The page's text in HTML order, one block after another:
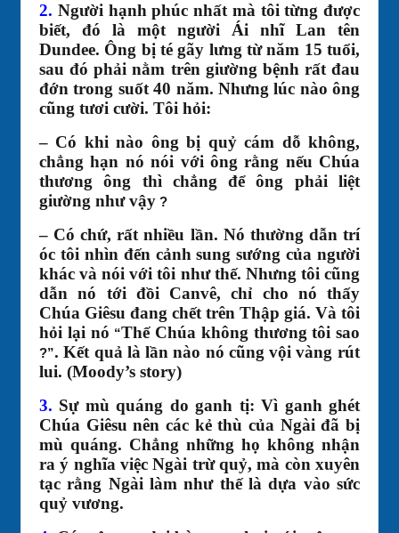
2. Người hạnh phúc nhất mà tôi từng được
biết, đó là một người Ái nhĩ Lan tên
Dundee. Ông bị té gãy lưng từ năm 15 tuổi,
sau đó phải nằm trên giường bệnh rất đau
đớn trong suốt 40 năm. Nhưng lúc nào ông
cũng tươi cười. Tôi hỏi:
– Có khi nào ông bị quỷ cám dỗ không,
chẳng hạn nó nói với ông rằng nếu Chúa
thương ông thì chẳng để ông phải liệt
giường như vậy ?
– Có chứ, rất nhiều lần. Nó thường dẫn trí
óc tôi nhìn đến cảnh sung sướng của người
khác và nói với tôi như thế. Nhưng tôi cũng
dẫn nó tới đồi Canvê, chỉ cho nó thấy
Chúa Giêsu đang chết trên Thập giá. Và tôi
hỏi lại nó “Thế Chúa không thương tôi sao
?”. Kết quả là lần nào nó cũng vội vàng rút
lui. (Moody’s story)
3. Sự mù quáng do ganh tị: Vì ganh ghét
Chúa Giêsu nên các kẻ thù của Ngài đã bị
mù quáng. Chẳng những họ không nhận
ra ý nghĩa việc Ngài trừ quỷ, mà còn xuyên
tạc rằng Ngài làm như thế là dựa vào sức
quỷ vương.